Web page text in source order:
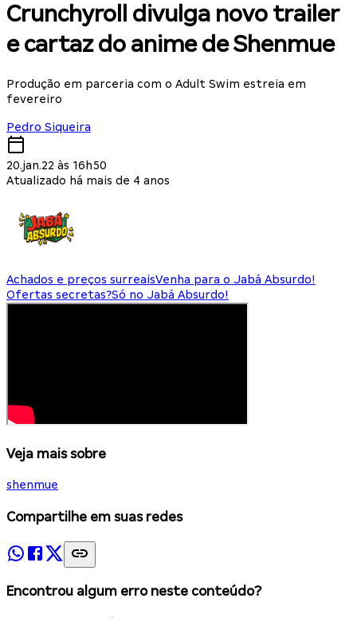
Crunchyroll divulga novo trailer
e cartaz do anime de Shenmue
Produção em parceria com o Adult Swim estreia em
fevereiro
Pedro Siqueira
20.jan.22 às 16h50
Atualizado há mais de 4 anos
Achados e preços surreaisVenha para o Jabá Absurdo!
Ofertas secretas?Só no Jabá Absurdo!
Veja mais sobre
shenmue
Compartilhe em suas redes
Encontrou algum erro neste conteúdo?